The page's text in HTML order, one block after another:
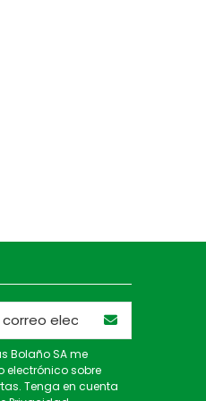
Bolaño SA me
electrónico sobre
Tenga en cuenta